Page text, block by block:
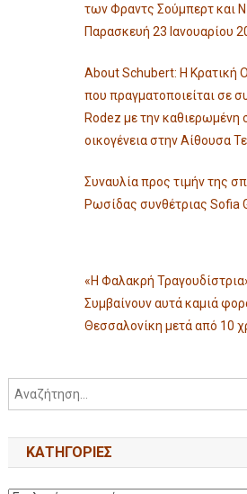
των Φραντς Σούμπερτ και
Παρασκευή 23 Ιανουαρίου
About Schubert: Η Κρατική
που πραγματοποιείται σε
Rodez με την καθιερωμένη
οικογένεια στην Αίθουσα
Συναυλία προς τιμήν της
Ρωσίδας συνθέτριας Sofia
«Η Φαλακρή
Συμβαίνουν αυτά καμιά
Θεσσαλονίκη μετά από 10
KΑΤΗΓΟΡΊΕΣ